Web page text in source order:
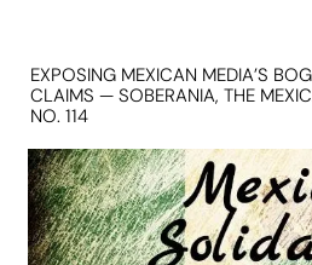
EXPOSING MEXICAN MEDIA’S
CLAIMS — SOBERANIA, THE
NO. 114